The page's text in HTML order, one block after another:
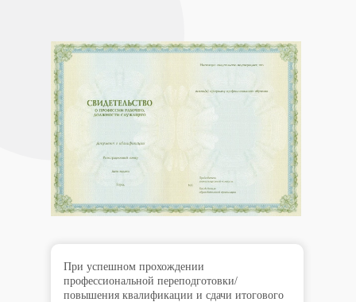
При успешном прохождении
профессиональной переподготовки/
повышения квалификации и сдачи итогового